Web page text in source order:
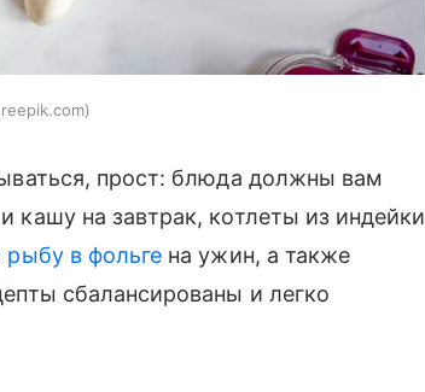
прост: блюда должны вам
кашу на завтрак, котлеты из индейки
рыбу в фольге на ужин, а также
сбалансированы и легко